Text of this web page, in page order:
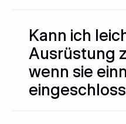
Kann ich
Ausrüstung
wenn sie